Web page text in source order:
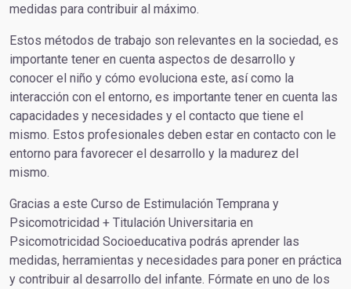
medidas para contribuir al máximo.
Estos métodos de trabajo son relevantes en la sociedad, es
importante tener en cuenta aspectos de desarrollo y
conocer el niño y cómo evoluciona este, así como la
interacción con el entorno, es importante tener en cuenta las
capacidades y necesidades y el contacto que tiene el
mismo. Estos profesionales deben estar en contacto con le
entorno para favorecer el desarrollo y la madurez del
mismo.
Gracias a este Curso de Estimulación Temprana y
Psicomotricidad + Titulación Universitaria en
Psicomotricidad Socioeducativa podrás aprender las
medidas, herramientas y necesidades para poner en práctica
y contribuir al desarrollo del infante. Fórmate en uno de los